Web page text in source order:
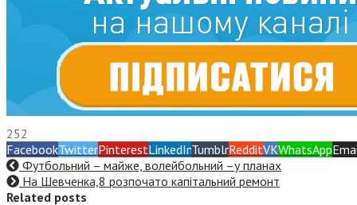
252
FacebookTwitterPinterestLinkedInTumblrRedditVKWhatsApp
Футбольний – майже, волейбольний –у планах
На Шевченка,8 розпочато капітальний ремонт
Related posts